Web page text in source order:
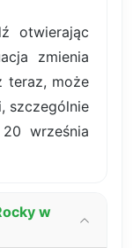
otwierając
zmienia
teraz, może
szczególnie
września
w